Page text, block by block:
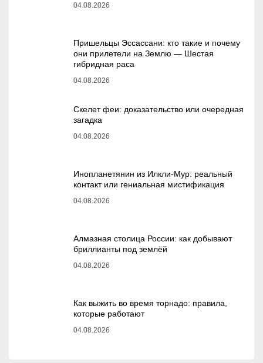
04.08.2026
Пришельцы Эссассани: кто такие и почему
они прилетели на Землю — Шестая
гибридная раса
04.08.2026
Скелет феи: доказательство или очередная
загадка
04.08.2026
Инопланетянин из Илкли-Мур: реальный
контакт или гениальная мистификация
04.08.2026
Алмазная столица России: как добывают
бриллианты под землёй
04.08.2026
Как выжить во время торнадо: правила,
которые работают
04.08.2026